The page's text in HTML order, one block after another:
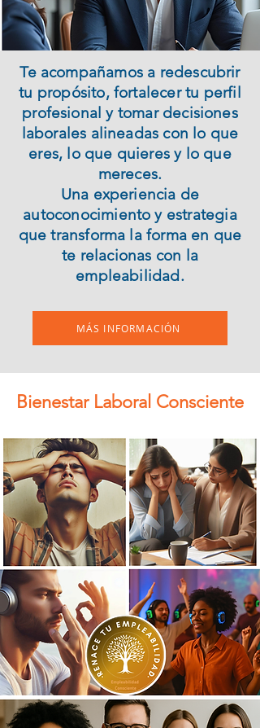
Te acompañamos a redescubrir
tu propósito, fortalecer tu perfil
profesional y tomar decisiones
laborales alineadas con lo que
eres, lo que quieres y lo que
mereces.
Una experiencia de
autoconocimiento y estrategia
que transforma la forma en que
te relacionas con la
empleabilidad.
MÁS INFORMACIÓN
Bienestar Laboral Consciente